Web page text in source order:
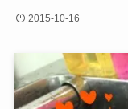
2015-10-16